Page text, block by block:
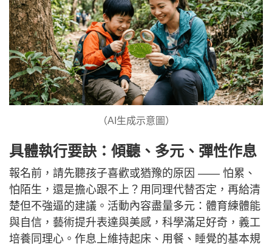
（AI生成示意圖）
具體執行要訣：傾聽、多元、彈性作息
報名前，請先聽孩子喜歡或猶豫的原因 —— 怕累、
怕陌生，還是擔心跟不上？用同理代替否定，再給清
楚但不強逼的建議。活動內容盡量多元：體育練體能
與自信，藝術提升表達與美感，科學滿足好奇，義工
培養同理心。作息上維持起床、用餐、睡覺的基本規